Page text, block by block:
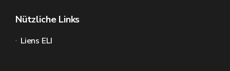
Nützliche Links
Liens ELI